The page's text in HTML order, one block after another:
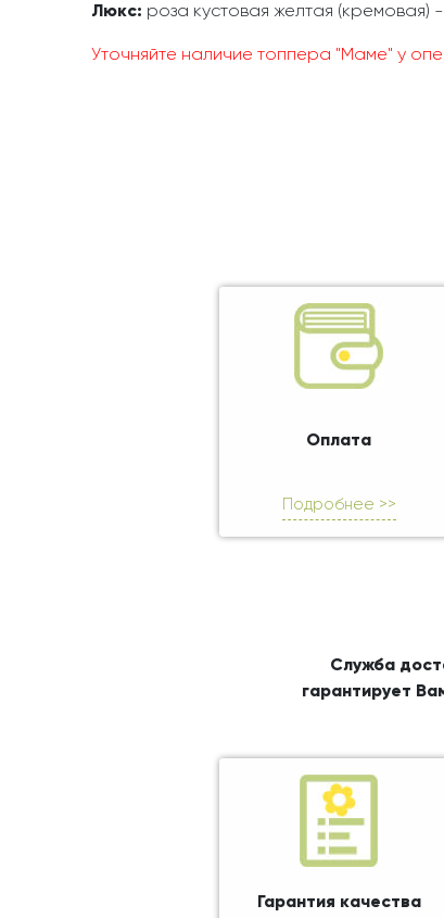
Люкс: роза кустовая желтая (кремовая)
Уточняйте наличие топпера "Маме" у
Оплата
Подробнее >>
Служба
гарантирует
Гарантия качества